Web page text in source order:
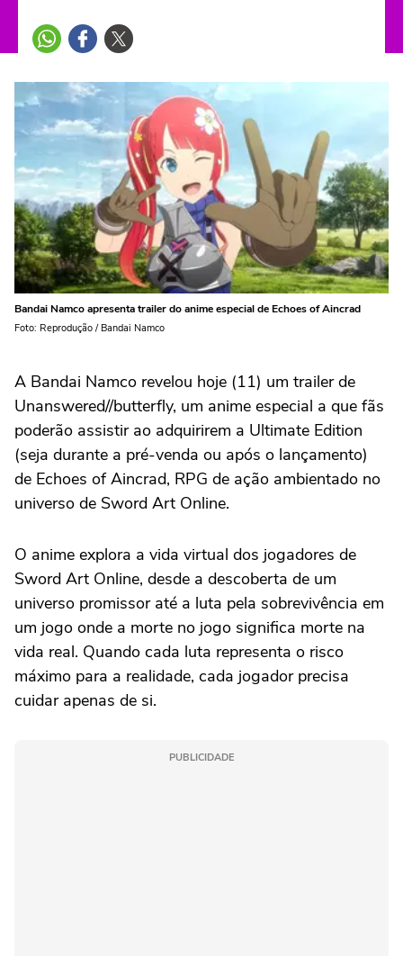
Bandai Namco apresenta trailer do anime especial de Echoes of Aincrad
Foto: Reprodução / Bandai Namco
A Bandai Namco revelou hoje (11) um trailer de
Unanswered//butterfly, um anime especial a que fãs
poderão assistir ao adquirirem a Ultimate Edition
(seja durante a pré-venda ou após o lançamento)
de Echoes of Aincrad, RPG de ação ambientado no
universo de Sword Art Online.
O anime explora a vida virtual dos jogadores de
Sword Art Online, desde a descoberta de um
universo promissor até a luta pela sobrevivência em
um jogo onde a morte no jogo significa morte na
vida real. Quando cada luta representa o risco
máximo para a realidade, cada jogador precisa
cuidar apenas de si.
PUBLICIDADE